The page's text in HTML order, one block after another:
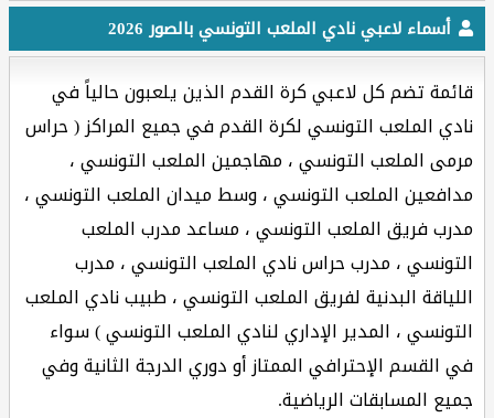
أسماء لاعبي نادي الملعب التونسي بالصور 2026
قائمة تضم كل لاعبي كرة القدم الذين يلعبون حالياً في
نادي الملعب التونسي لكرة القدم في جميع المراكز ( حراس
مرمى الملعب التونسي ، مهاجمين الملعب التونسي ،
مدافعين الملعب التونسي ، وسط ميدان الملعب التونسي ،
مدرب فريق الملعب التونسي ، مساعد مدرب الملعب
التونسي ، مدرب حراس نادي الملعب التونسي ، مدرب
اللياقة البدنية لفريق الملعب التونسي ، طبيب نادي الملعب
التونسي ، المدير الإداري لنادي الملعب التونسي ) سواء
في القسم الإحترافي الممتاز أو دوري الدرجة الثانية وفي
جميع المسابقات الرياضية.